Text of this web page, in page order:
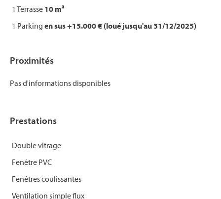
1 Terrasse 10 m²
1 Parking en sus +15.000 € (loué jusqu'au 31/12/2025)
Proximités
Pas d'informations disponibles
Prestations
Double vitrage
Fenêtre PVC
Fenêtres coulissantes
Ventilation simple flux